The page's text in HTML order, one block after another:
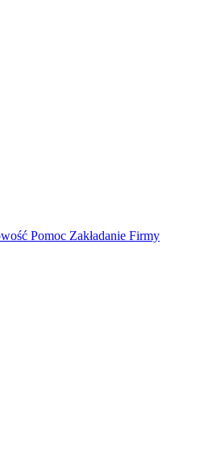
Pomoc Zakładanie Firmy